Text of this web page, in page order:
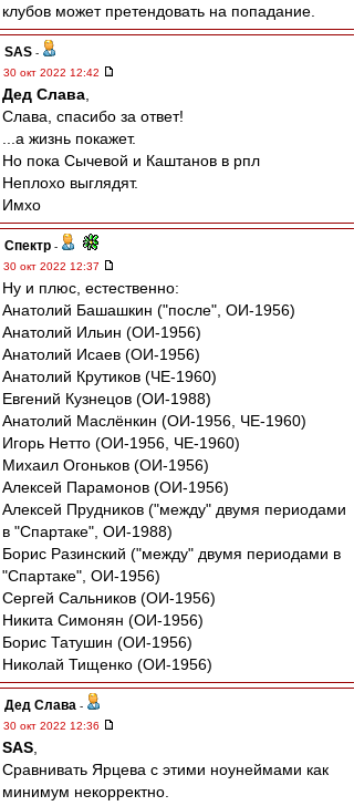
клубов может претендовать на попадание.
SAS -
30 окт 2022 12:42
Дед Слава
Слава, спасибо за ответ!
...а жизнь покажет.
Но пока Сычевой и Каштанов в рпл
Неплохо выглядят.
Имхо
Спектр -
30 окт 2022 12:37
Ну и плюс, естественно:
Анатолий Башашкин ("после", ОИ-1956)
Анатолий Ильин (ОИ-1956)
Анатолий Исаев (ОИ-1956)
Анатолий Крутиков (ЧЕ-1960)
Евгений Кузнецов (ОИ-1988)
Анатолий Маслёнкин (ОИ-1956, ЧЕ-1960)
Игорь Нетто (ОИ-1956, ЧЕ-1960)
Михаил Огоньков (ОИ-1956)
Алексей Парамонов (ОИ-1956)
Алексей Прудников ("между" двумя периодами
в "Спартаке", ОИ-1988)
Борис Разинский ("между" двумя периодами в
"Спартаке", ОИ-1956)
Сергей Сальников (ОИ-1956)
Никита Симонян (ОИ-1956)
Борис Татушин (ОИ-1956)
Николай Тищенко (ОИ-1956)
Дед Слава -
30 окт 2022 12:36
SAS
Сравнивать Ярцева с этими ноунеймами как
минимум некорректно.